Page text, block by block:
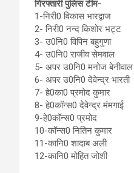
गिरफ्तारी पुलिस टीम-
1-निरी0 विकास भारद्वाज
2- निरी0 नन्द किशोर भट्ट
3- उ0नि0 विपिन बहुगुणा
4- उ0नि0 राजीव सेमवाल
5- अपर उ0नि0 मनोज बेनीवाल
6- अपर उ0नि0 देवेन्द्र भारती
7- हे0का0 प्रमोद कुमार
8- हे0कॉन्स0 देवेन्द्र मंमगाई
9-हे0कॉन्स0 प्रमोद
10-कॉन्स0 नितिन कुमार
11-कानि0 शादाब अली
12-कानि0 मोहित जोशी